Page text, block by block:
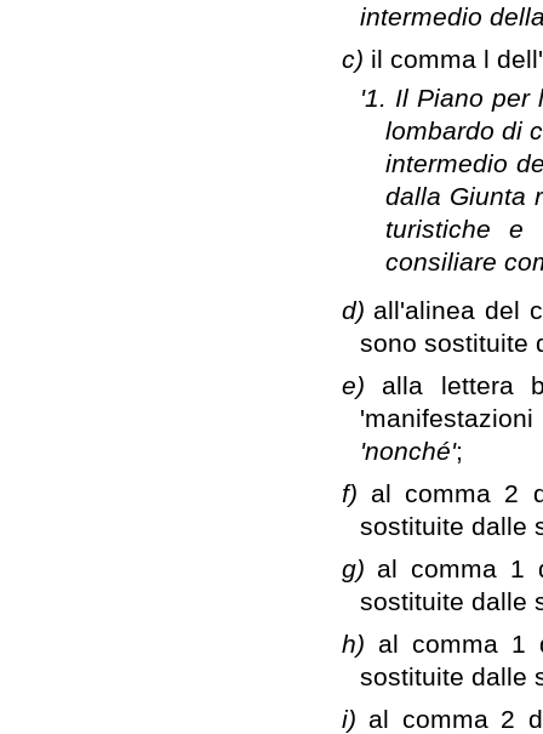
intermedio
c) il comma l
'1. Il Piano per
lombardo di
intermedio
dalla Giunta
turistiche e
consiliare
d) all'alinea del
sono sostituite
e) alla lettera
'nonché';
f) al comma 2
sostituite dalle
g) al comma 1
sostituite dalle
h) al comma 1
sostituite dalle
i) al comma 2